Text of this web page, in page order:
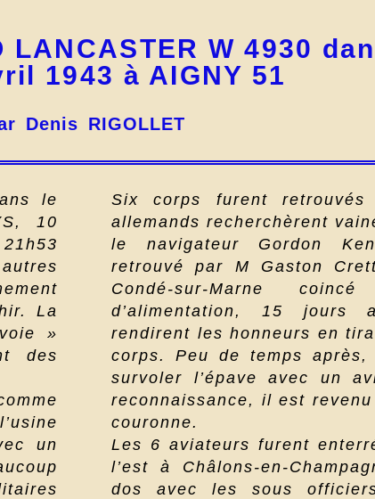
W 4930
1943 à AIGNY 51
Denis RIGOLLET
le
10
La
»
des
un
Six corps furent
allemands recherchèrent
le navigateur Gordon
retrouvé par M Gaston
Condé-sur-Marne
d’alimentation, 15 jours
rendirent les honneurs en
corps. Peu de temps
survoler l’épave avec un
reconnaissance, il est
couronne.
Les 6 aviateurs furent
l’est à Châlons-en-
dos avec les sous